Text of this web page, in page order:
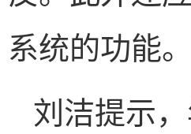
系统的功能。
刘洁提示